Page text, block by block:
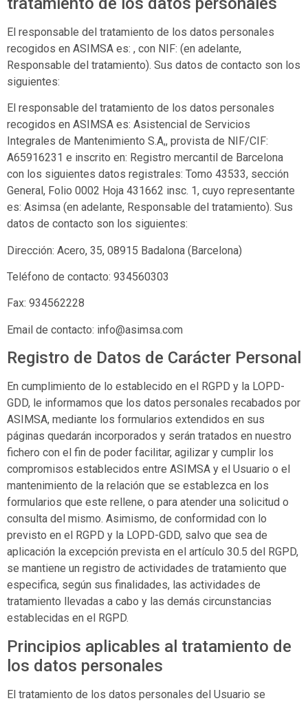
El responsable del tratamiento de los datos personales
recogidos en ASIMSA es: , con NIF: (en adelante,
Responsable del tratamiento). Sus datos de contacto son los
siguientes:
El responsable del tratamiento de los datos personales
recogidos en ASIMSA es: Asistencial de Servicios
Integrales de Mantenimiento S.A,, provista de NIF/CIF:
A65916231 e inscrito en: Registro mercantil de Barcelona
con los siguientes datos registrales: Tomo 43533, sección
General, Folio 0002 Hoja 431662 insc. 1, cuyo representante
es: Asimsa (en adelante, Responsable del tratamiento). Sus
datos de contacto son los siguientes:
Dirección: Acero, 35, 08915 Badalona (Barcelona)
Teléfono de contacto: 934560303
Fax: 934562228
Email de contacto: info@asimsa.com
Registro de Datos de Carácter Personal
En cumplimiento de lo establecido en el RGPD y la LOPD-
GDD, le informamos que los datos personales recabados por
ASIMSA, mediante los formularios extendidos en sus
páginas quedarán incorporados y serán tratados en nuestro
fichero con el fin de poder facilitar, agilizar y cumplir los
compromisos establecidos entre ASIMSA y el Usuario o el
mantenimiento de la relación que se establezca en los
formularios que este rellene, o para atender una solicitud o
consulta del mismo. Asimismo, de conformidad con lo
previsto en el RGPD y la LOPD-GDD, salvo que sea de
aplicación la excepción prevista en el artículo 30.5 del RGPD,
se mantiene un registro de actividades de tratamiento que
especifica, según sus finalidades, las actividades de
tratamiento llevadas a cabo y las demás circunstancias
establecidas en el RGPD.
Principios aplicables al tratamiento de
los datos personales
El tratamiento de los datos personales del Usuario se